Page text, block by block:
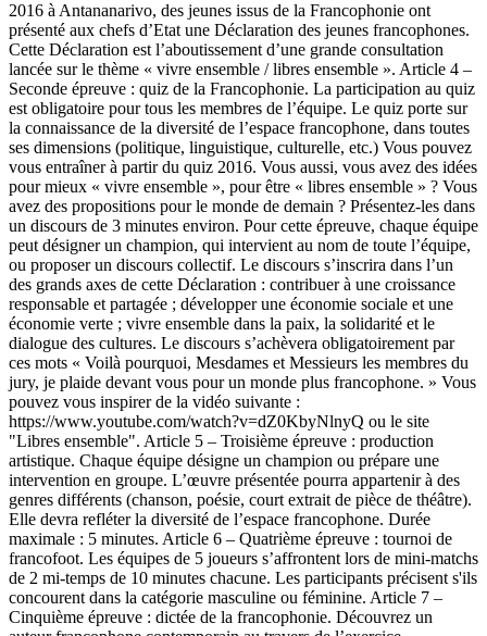
2016 à Antananarivo, des jeunes issus de la Francophonie ont
présenté aux chefs d’Etat une Déclaration des jeunes francophones.
Cette Déclaration est l’aboutissement d’une grande consultation
lancée sur le thème « vivre ensemble / libres ensemble ». Article 4 –
Seconde épreuve : quiz de la Francophonie. La participation au quiz
est obligatoire pour tous les membres de l’équipe. Le quiz porte sur
la connaissance de la diversité de l’espace francophone, dans toutes
ses dimensions (politique, linguistique, culturelle, etc.) Vous pouvez
vous entraîner à partir du quiz 2016. Vous aussi, vous avez des idées
pour mieux « vivre ensemble », pour être « libres ensemble » ? Vous
avez des propositions pour le monde de demain ? Présentez-les dans
un discours de 3 minutes environ. Pour cette épreuve, chaque équipe
peut désigner un champion, qui intervient au nom de toute l’équipe,
ou proposer un discours collectif. Le discours s’inscrira dans l’un
des grands axes de cette Déclaration : contribuer à une croissance
responsable et partagée ; développer une économie sociale et une
économie verte ; vivre ensemble dans la paix, la solidarité et le
dialogue des cultures. Le discours s’achèvera obligatoirement par
ces mots « Voilà pourquoi, Mesdames et Messieurs les membres du
jury, je plaide devant vous pour un monde plus francophone. » Vous
pouvez vous inspirer de la vidéo suivante :
https://www.youtube.com/watch?v=dZ0KbyNlnyQ ou le site
"Libres ensemble". Article 5 – Troisième épreuve : production
artistique. Chaque équipe désigne un champion ou prépare une
intervention en groupe. L’œuvre présentée pourra appartenir à des
genres différents (chanson, poésie, court extrait de pièce de théâtre).
Elle devra refléter la diversité de l’espace francophone. Durée
maximale : 5 minutes. Article 6 – Quatrième épreuve : tournoi de
francofoot. Les équipes de 5 joueurs s’affrontent lors de mini-matchs
de 2 mi-temps de 10 minutes chacune. Les participants précisent s'ils
concourent dans la catégorie masculine ou féminine. Article 7 –
Cinquième épreuve : dictée de la francophonie. Découvrez un